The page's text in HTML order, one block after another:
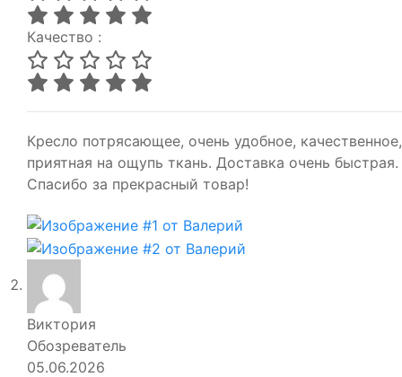
Качество :
Кресло потрясающее, очень удобное, качественное,
приятная на ощупь ткань. Доставка очень быстрая.
Спасибо за прекрасный товар!
Виктория
Обозреватель
05.06.2026